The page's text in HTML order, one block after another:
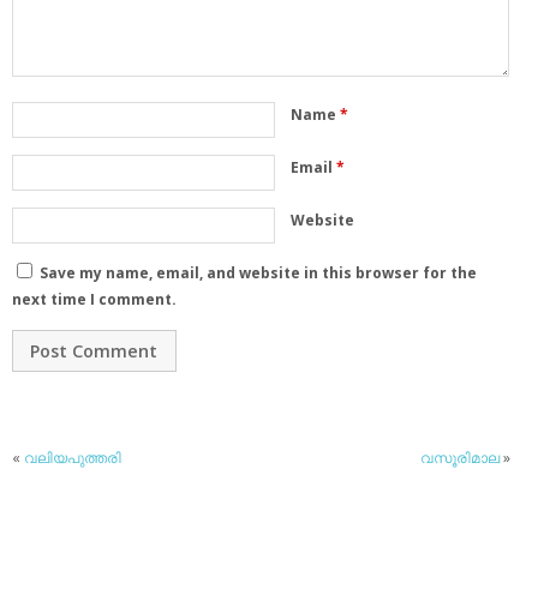
Name *
Email *
Website
Save my name, email, and website in this browser for the
next time I comment.
« വലിയപുത്തരി വസൂരിമാല»